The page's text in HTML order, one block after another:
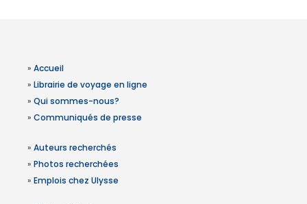
» Accueil
» Librairie de voyage en ligne
» Qui sommes-nous?
» Communiqués de presse
» Auteurs recherchés
» Photos recherchées
» Emplois chez Ulysse